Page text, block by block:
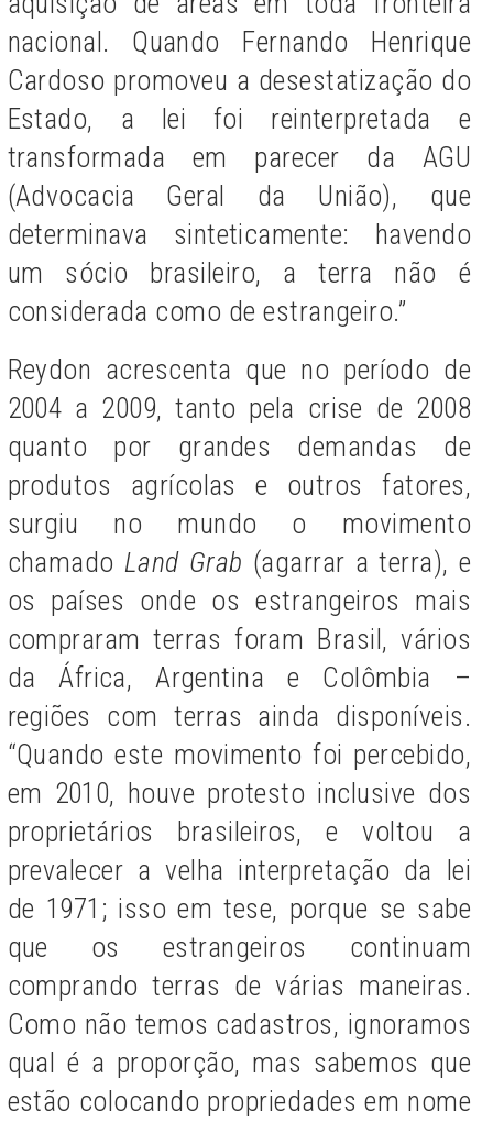
nacional. Quando Fernando Henrique
Cardoso promoveu a desestatização do
Estado, a lei foi reinterpretada e
transformada em parecer da AGU
(Advocacia Geral da União), que
determinava sinteticamente: havendo
um sócio brasileiro, a terra não é
considerada como de estrangeiro.”
Reydon acrescenta que no período de
2004 a 2009, tanto pela crise de 2008
quanto por grandes demandas de
produtos agrícolas e outros fatores,
surgiu no mundo o movimento
chamado Land Grab (agarrar a terra), e
os países onde os estrangeiros mais
compraram terras foram Brasil, vários
da África, Argentina e Colômbia –
regiões com terras ainda disponíveis.
“Quando este movimento foi percebido,
em 2010, houve protesto inclusive dos
proprietários brasileiros, e voltou a
prevalecer a velha interpretação da lei
de 1971; isso em tese, porque se sabe
que os estrangeiros continuam
comprando terras de várias maneiras.
Como não temos cadastros, ignoramos
qual é a proporção, mas sabemos que
estão colocando propriedades em nome